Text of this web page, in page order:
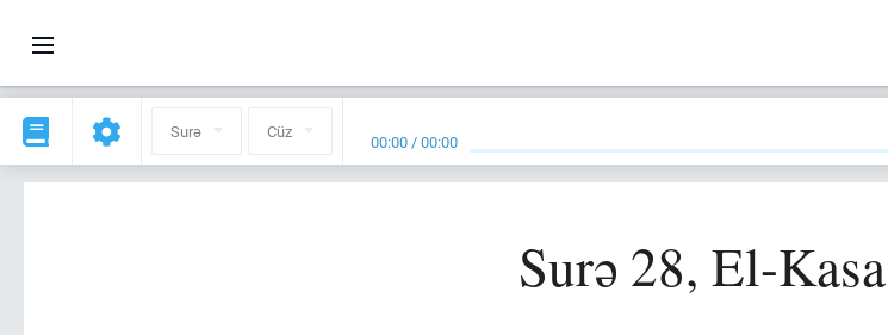
Surə Cüz 00:00 /00:00
Surə 28, El-